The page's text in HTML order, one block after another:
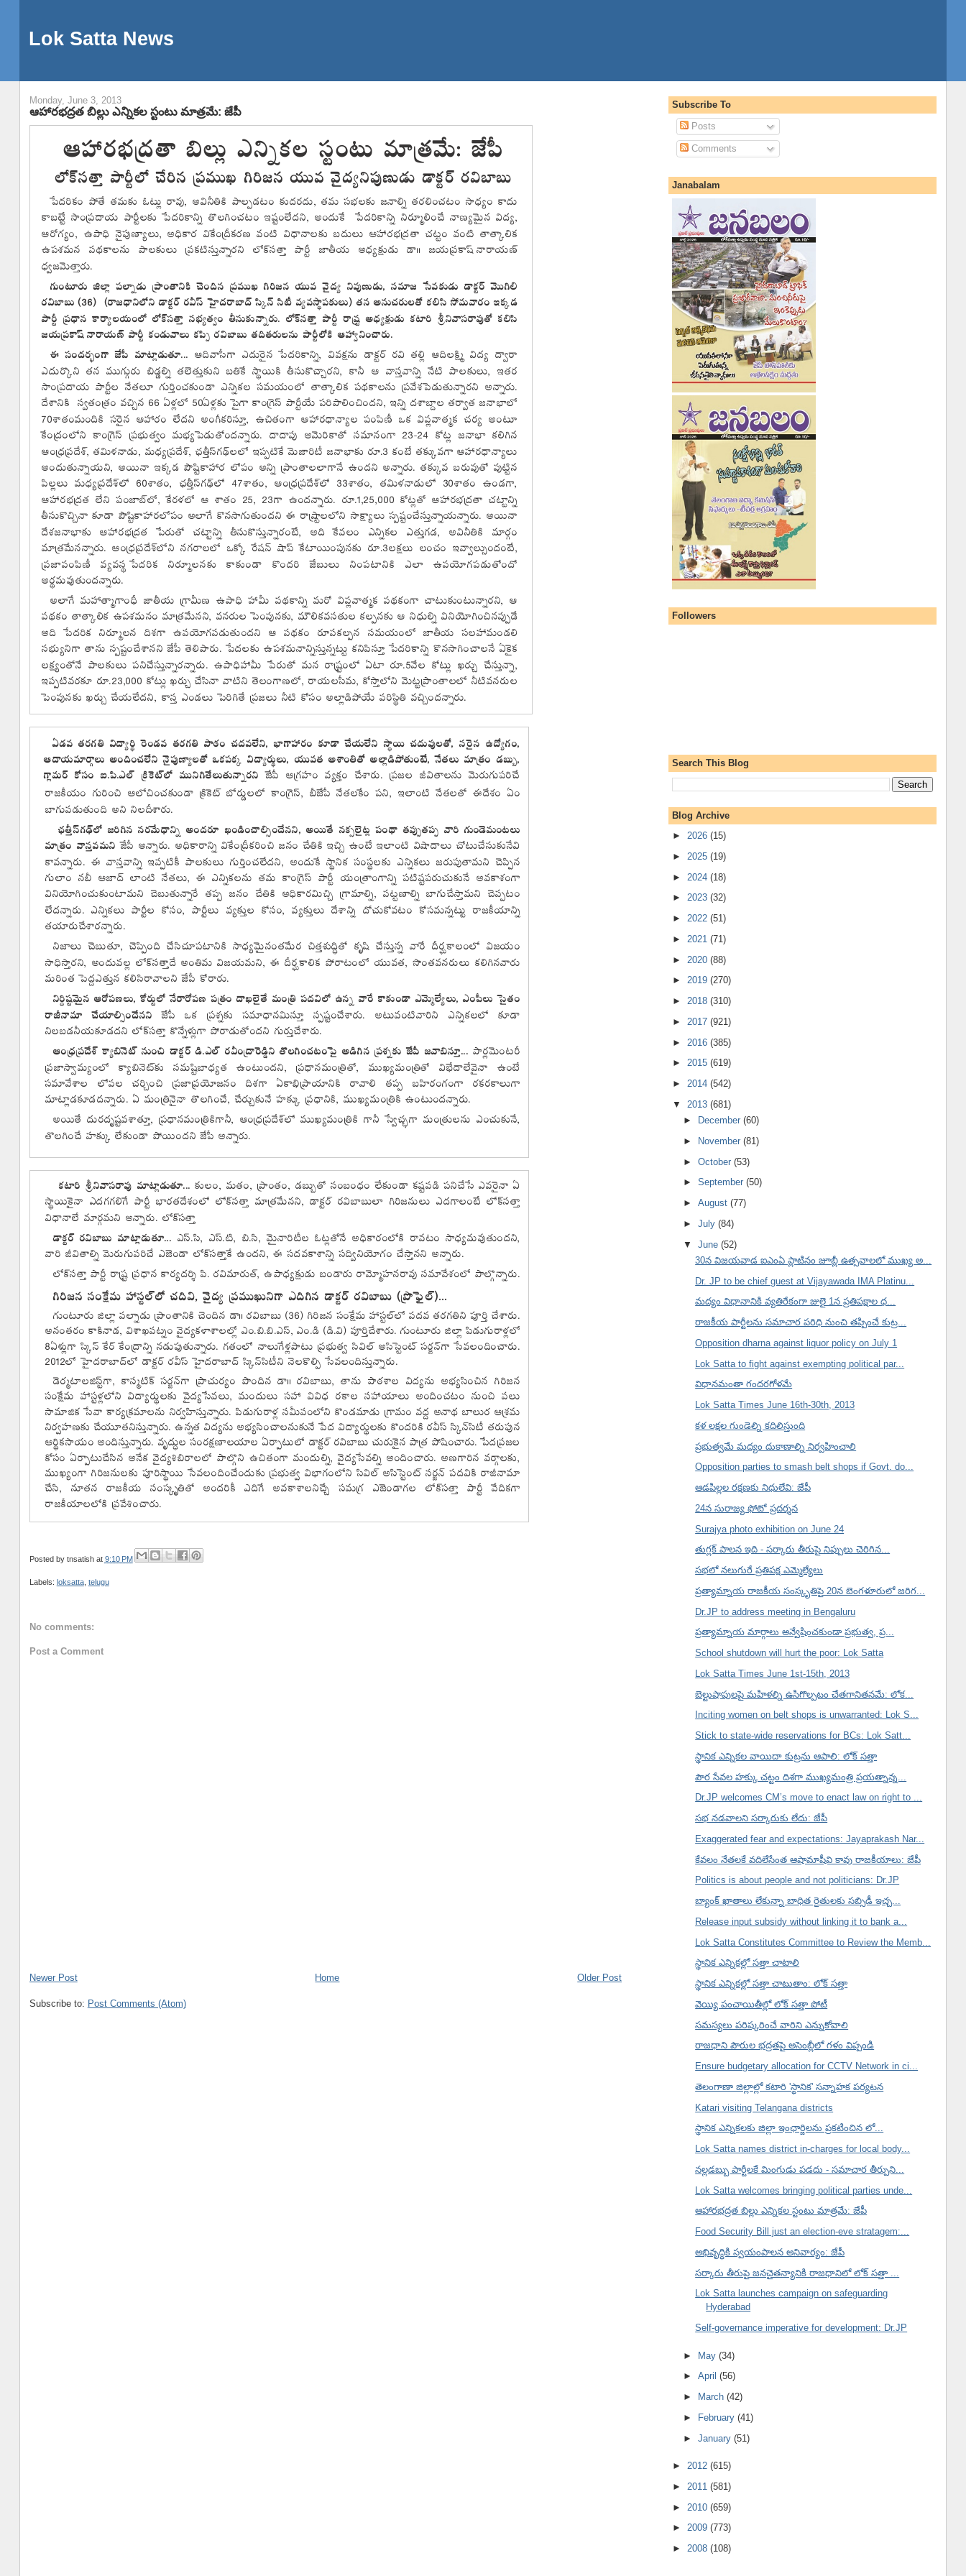
Lok Satta News
Monday, June 3, 2013
ఆహారభద్రత బిల్లు ఎన్నికల స్టంటు మాత్రమే: జేపీ
Posted by tnsatish at 9:10 PM
Labels: loksatta, telugu
No comments:
Post a Comment
Newer Post Older Post
Home
Subscribe to: Post Comments (Atom)
Subscribe To
Posts
Comments
Janabalam
Followers
Search This Blog
Blog Archive
► 2026 (15)
► 2025 (19)
► 2024 (18)
► 2023 (32)
► 2022 (51)
► 2021 (71)
► 2020 (88)
► 2019 (270)
► 2018 (310)
► 2017 (921)
► 2016 (385)
► 2015 (619)
► 2014 (542)
▼ 2013 (681)
►
December(60)
►
November(81)
►October(53)
►September(50)
►August(77)
►July(84)
▼June(52)
30న విజయవాడ ఐఎంఏ ప్లాటినం జూబ్లీ ఉత్సవాలలో ముఖ్య అ...
Dr. JP to be chief guest at Vijayawada IMA Platinu...
మద్యం విధానానికి వ్యతిరేకంగా జులై 1న ప్రతిపక్షాల ధ...
రాజకీయ పార్టీలను సమాచార పరిధి నుంచి తప్పించే కుట్ర...
Opposition dharna against liquor policy on July 1
Lok Satta to fight against exempting political par...
విధానమంతా గందరగోళమే
Lok Satta Times June 16th-30th, 2013
కళ లక్షల గుండెల్ని కదిలిస్తుంది
ప్రభుత్వమే మద్యం దుకాణాల్ని నిర్వహించాలి
Opposition parties to smash belt shops if Govt. do...
ఆడపిల్లల రక్షణకు నిధులేవి: జేపీ
24న సురాజ్య ఫోటో ప్రదర్శన
Surajya photo exhibition on June 24
తుగ్లక్ పాలన ఇది - సర్కారు తీరుపై నిప్పులు చెరిగిన...
సభలో నలుగురే ప్రతిపక్ష ఎమ్మెల్యేలు
ప్రత్యామ్నాయ రాజకీయ సంస్కృతిపై 20న బెంగళూరులో జరిగ...
Dr.JP to address meeting in Bengaluru
ప్రత్యామ్నాయ మార్గాలు అన్వేషించకుండా ప్రభుత్వ, ప్ర...
School shutdown will hurt the poor: Lok Satta
Lok Satta Times June 1st-15th, 2013
బెల్టుషాపులపై మహిళల్ని ఉసిగొల్పటం చేతగానితనమే: లోక...
Inciting women on belt shops is unwarranted: Lok S...
Stick to state-wide reservations for BCs: Lok Satt...
స్థానిక ఎన్నికల వాయిదా కుట్రను ఆపాలి: లోక్ సత్తా
పౌర సేవల హక్కు చట్టం దిశగా ముఖ్యమంత్రి ప్రయత్నాన్న...
Dr.JP welcomes CM’s move to enact law on right to ...
సభ నడవాలని సర్కారుకు లేదు: జేపీ
Exaggerated fear and expectations: Jayaprakash Nar...
కేవలం నేతలకే వదిలేసేంత ఆషామాషీవి కావు రాజకీయాలు: జేపీ
Politics is about people and not politicians: Dr.JP
బ్యాంక్ ఖాతాలు లేకున్నా బాధిత రైతులకు సబ్సిడీ ఇచ్చ...
Release input subsidy without linking it to bank a...
Lok Satta Constitutes Committee to Review the Memb...
స్థానిక ఎన్నికల్లో సత్తా చాటాలి
స్థానిక ఎన్నికల్లో సత్తా చాటుతాం: లోక్ సత్తా
వెయ్యి పంచాయితీల్లో లోక్ సత్తా పోటీ
సమస్యలు పరిష్కరించే వారిని ఎన్నుకోవాలి
రాజధాని పౌరుల భద్రతపై అసెంబ్లీలో గళం విప్పండి
Ensure budgetary allocation for CCTV Network in ci...
తెలంగాణా జిల్లాల్లో కటారి 'స్థానిక' సన్నాహక పర్యటన
Katari visiting Telangana districts
స్థానిక ఎన్నికలకు జిల్లా ఇంఛార్జిలను ప్రకటించిన లో...
Lok Satta names district in-charges for local body...
నల్లడబ్బు పార్టీలకే మింగుడు పడదు - సమాచార తీర్పుని...
Lok Satta welcomes bringing political parties unde...
ఆహారభద్రత బిల్లు ఎన్నికల స్టంటు మాత్రమే: జేపీ
Food Security Bill just an election-eve stratagem:...
అభివృద్ధికి స్వయంపాలన అనివార్యం: జేపీ
సర్కారు తీరుపై జనచైతన్యానికి రాజధానిలో లోక్ సత్తా ...
Lok Satta launches campaign on safeguarding
Hyderabad
Self-governance imperative for development: Dr.JP
► May(34)
►April(56)
►
March(42)
►
February(41)
►January(51)
► 2012 (615)
► 2011 (581)
► 2010 (659)
► 2009 (773)
► 2008 (108)